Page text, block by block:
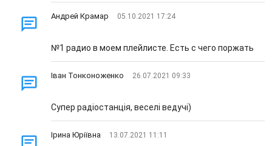
Андрей Крамар 05.10.2021 17:24
№1 радио в моем плейлисте. Есть с чего поржать
Іван Тонконоженко 26.07.2021 09:33
Супер радіостанція, веселі ведучі)
Ірина Юріївна 13.07.2021 11:11